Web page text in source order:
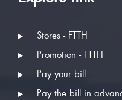
Stores - FTTH
Promotion - FTTH
Pay your bill
Pay the bill in